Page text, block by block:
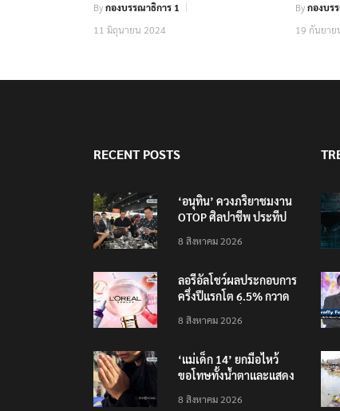
Byกองบรรณาธิการ 1
11 มิถุนายน 2024
Byกองบร
19 กันยาย
RECENT POSTS
‘อนุทิน’ ควงภริยาชมงาน
OTOP ศิลปาชีพ ประทีป
8 สิงหาคม 2026
ลอรีอัลโชว์ผลประกอบการ
ครึ่งปีแรกโต 6.5% กวาด
คว้าไลเซนส์ ‘กุชชี่’ 50 ปี
ตลาดไทย
8 สิงหาคม 2026
‘แม่เด็ก 14’ ยกมือไหว้
ขอโทษทั้งน้ำตาและแสดง
เสียชีวิต
8 สิงหาคม 2026